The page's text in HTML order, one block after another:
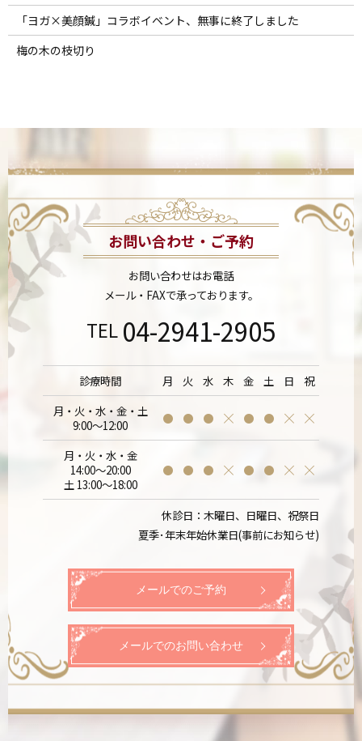
「ヨガ×美顔鍼」コラボイベント、無事に終了しました
梅の木の枝切り
お問い合わせ・ご予約
お問い合わせはお電話
メール・FAXで承っております。
TEL 04-2941-2905
診療時間 月 火 水 木 金 土 日
祝
月・火・水・金・土
9:00～12:00
月・火・水・金
14:00～20:00
土 13:00～18:00
休診日：木曜日、日曜日、祝祭日
夏季･年末年始休業日(事前にお知らせ)
メールでのご予約
メールでのお問い合わせ